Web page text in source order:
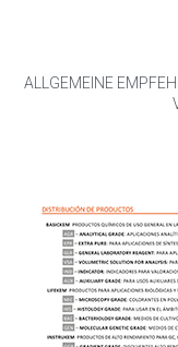
ALLGEMEINE